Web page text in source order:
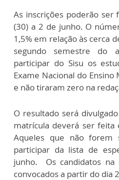
As inscrições poderão ser
(30) a 2 de junho. O
1,5% em relação às cerca
segundo semestre do
participar do Sisu os
Exame Nacional do Ensino
e não tiraram zero na
O resultado será
matrícula deverá ser
Aqueles que não forem
participar da lista de
junho. Os candidatos na
convocados a partir do dia